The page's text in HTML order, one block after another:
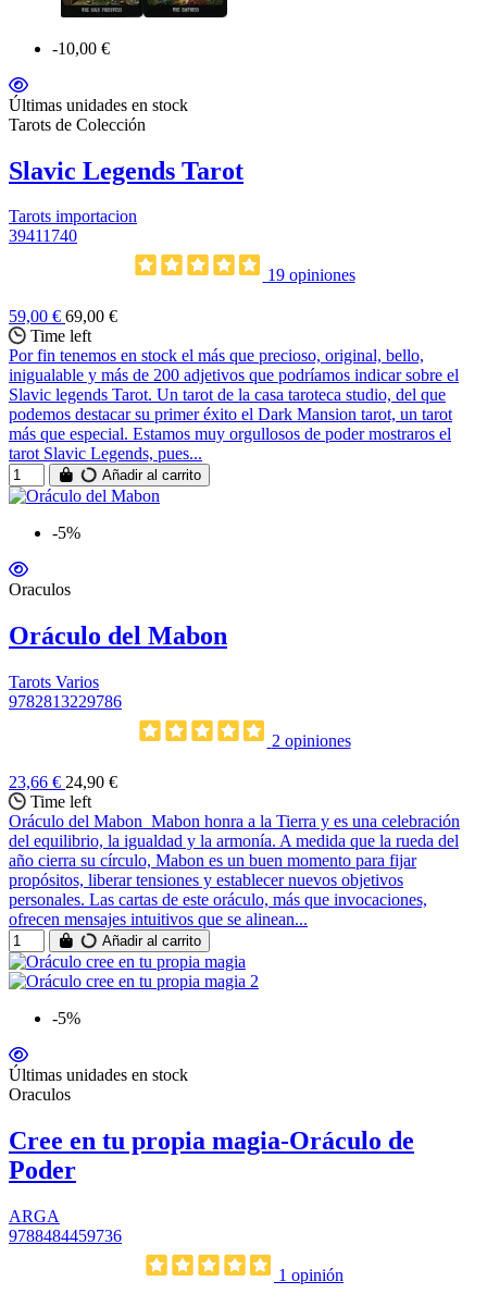
-10,00 €
Últimas unidades en stock
Tarots de Colección
Slavic Legends Tarot
Tarots importacion
39411740
19 opiniones
59,00 € 69,00 €
Time left
Por fin tenemos en stock el más que precioso, original, bello,
inigualable y más de 200 adjetivos que podríamos indicar sobre el
Slavic legends Tarot. Un tarot de la casa taroteca studio, del que
podemos destacar su primer éxito el Dark Mansion tarot, un tarot
más que especial. Estamos muy orgullosos de poder mostraros el
tarot Slavic Legends, pues...
Añadir al carrito
-5%
Oraculos
Oráculo del Mabon
Tarots Varios
9782813229786
2 opiniones
23,66 € 24,90 €
Time left
Oráculo del Mabon Mabon honra a la Tierra y es una celebración
del equilibrio, la igualdad y la armonía. A medida que la rueda del
año cierra su círculo, Mabon es un buen momento para fijar
propósitos, liberar tensiones y establecer nuevos objetivos
personales. Las cartas de este oráculo, más que invocaciones,
ofrecen mensajes intuitivos que se alinean...
Añadir al carrito
-5%
Últimas unidades en stock
Oraculos
Cree en tu propia magia-Oráculo de
Poder
ARGA
9788484459736
1 opinión